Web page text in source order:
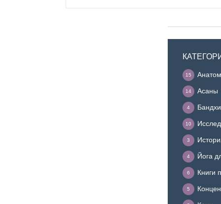
15
Асаны
14
Бандхи
4
10
3
Йога
4
Книги
6
5